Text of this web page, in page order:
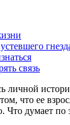
связь
личной
что ее
Что думает по